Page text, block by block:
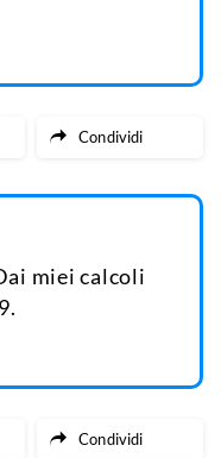
Condividi
miei calcoli
Condividi